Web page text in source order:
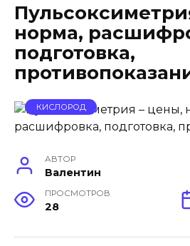
норма,
подготовка,
КИСЛОРОД
АВТОР
Валентин
ПРОСМОТРОВ
28